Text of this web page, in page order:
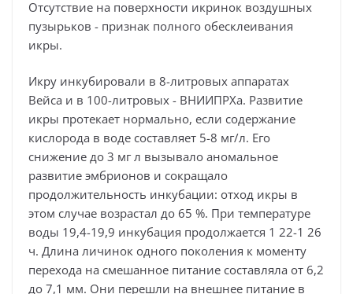
Отсутствие на поверхности икринок воздушных
пузырьков - признак полного обесклеивания
икры.
Икру инкубировали в 8-литровых аппаратах
Вейса и в 100-литровых - ВНИИПРХа. Развитие
икры протекает нормально, если содержание
кислорода в воде составляет 5-8 мг/л. Его
снижение до 3 мг л вызывало аномальное
развитие эмбрионов и сокращало
продолжительность инкубации: отход икры в
этом случае возрастал до 65 %. При температуре
воды 19,4-19,9 инкубация продолжается 1 22-1 26
ч. Длина личинок одного поколения к моменту
перехода на смешанное питание составляла от 6,2
до 7,1 мм. Они перешли на внешнее питание в